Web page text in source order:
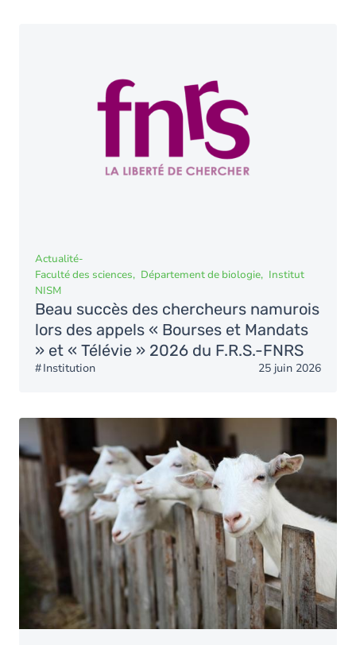
Namur Institute of Language, Text and
Transmediality
Namur Institute of Structured Matter
Namur Research Institute for Life Sciences
Transitions
Actualité-
Faculté des sciences
Département de biologie
Institut
NISM
Beau succès des chercheurs namurois
lors des appels « Bourses et Mandats
» et « Télévie » 2026 du F.R.S.-FNRS
Institution 25 juin 2026